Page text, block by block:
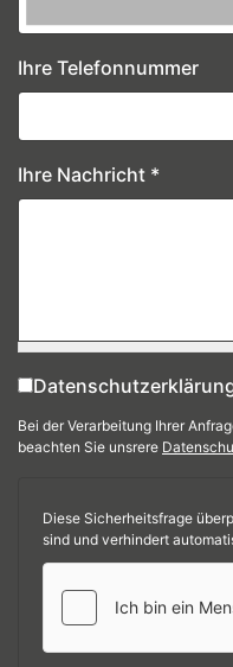
Ihre Telefonnummer
Ihre Nachricht *
Datenschutz*
Bei der Verarbeitung Ihrer
beachten Sie unsrere
Diese Sicherheitsfrage
sind und verhindert